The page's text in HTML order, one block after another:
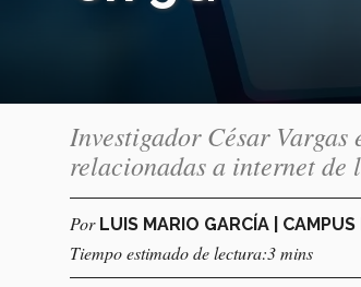
Investigador César
relacionadas a internet de
Por LUIS MARIO GARCÍA |
Tiempo estimado de lectura:3 mins